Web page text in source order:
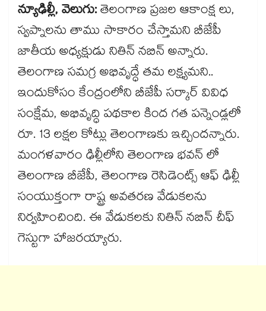
న్యూఢిల్లీ, వెలుగు:తెలంగాణ ప్రజల ఆకాంక్ష లు,
స్వప్నాలను తాము సాకారం చేస్తామని బీజేపీ
జాతీయ అధ్యక్షుడు నితిన్ నబిన్ అన్నారు.
తెలంగాణ సమగ్ర అభివృద్ధే తమ లక్ష్యమని..
ఇందుకోసం కేంద్రంలోని బీజేపీ సర్కార్ వివిధ
సంక్షేమ, అభివృద్ధి పథకాల కింద గత పన్నెండ్లలో
రూ. 13 లక్షల కోట్లు తెలంగాణకు ఇచ్చిందన్నారు.
మంగళవారం ఢిల్లీలోని తెలంగాణ భవన్ లో
తెలంగాణ బీజేపీ, తెలంగాణ రెసిడెంట్స్ ఆఫ్ ఢిల్లీ
సంయుక్తంగా రాష్ట్ర అవతరణ వేడుకలను
నిర్వహించింది. ఈ వేడుకలకు నితిన్ నబిన్ చీఫ్
గెస్టుగా హాజరయ్యారు.